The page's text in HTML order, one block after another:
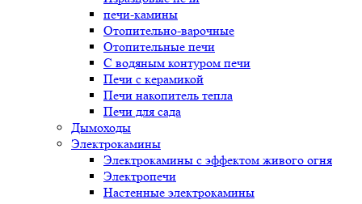
печи-камины
Отопительно-варочные
Отопительные печи
С водяным контуром печи
Печи с керамикой
Печи накопитель тепла
Печи для сада
Дымоходы
Электрокамины
Электрокамины с эффектом живого огня
Электропечи
Настенные электрокамины